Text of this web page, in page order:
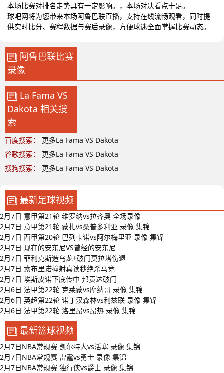
本场比赛对排名走势具有一定影响。，本场对决看点十足。
球吧网将为您带来本场阿鲁巴联直播，支持在线流畅观看，同时提
供实时比分、赛程数据与赛后录像，方便球迷全面掌握比赛动态。
阿鲁巴联比赛
录像
La Fama VS
Dakota 相关搜
索
百度搜索：
更多La Fama VS Dakota
谷歌搜索：
更多La Fama VS Dakota
搜狗搜索：
更多La Fama VS Dakota
最新足球视频
2月7日 意甲第21轮 维罗纳vs拉齐奥 全场录像
2月7日 意甲第21轮 蒙扎vs桑普多利亚 录像 集锦
2月7日 西甲第20轮 巴列卡诺vs阿尔梅里亚 录像 集锦
2月7日 现在的安东尼VS曾经的安东尼
2月7日 菲利克斯造乌龙+破门莫拉塔伤退
2月7日 索布里诺撞射真读秒绝杀马竞
2月7日 埃斯皮诺下底传中 邦贡达破门
2月6日 法甲第22轮 克莱蒙vs摩纳哥 录像 集锦
2月6日 英超第22轮 诺丁汉森林vs利兹联 录像 集锦
2月6日 法甲第22轮 洛里昂vs昂热 录像 集锦
最新篮球视频
2月7日NBA常规赛 凯尔特人vs活塞 录像 集锦
2月7日NBA常规赛 雷霆vs勇士 录像 集锦
2月7日NBA常规赛 独行侠vs爵士 录像 集锦